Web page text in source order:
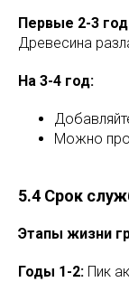
Первые 2-3
Древесина
На 3-4 год:
Можно
5.4 Срок
Этапы жизни
Годы 1-2: Пик